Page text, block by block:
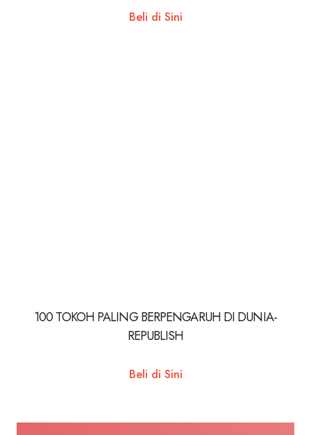
Beli di Sini
100 TOKOH PALING BERPENGARUH DI DUNIA-
REPUBLISH
Beli di Sini